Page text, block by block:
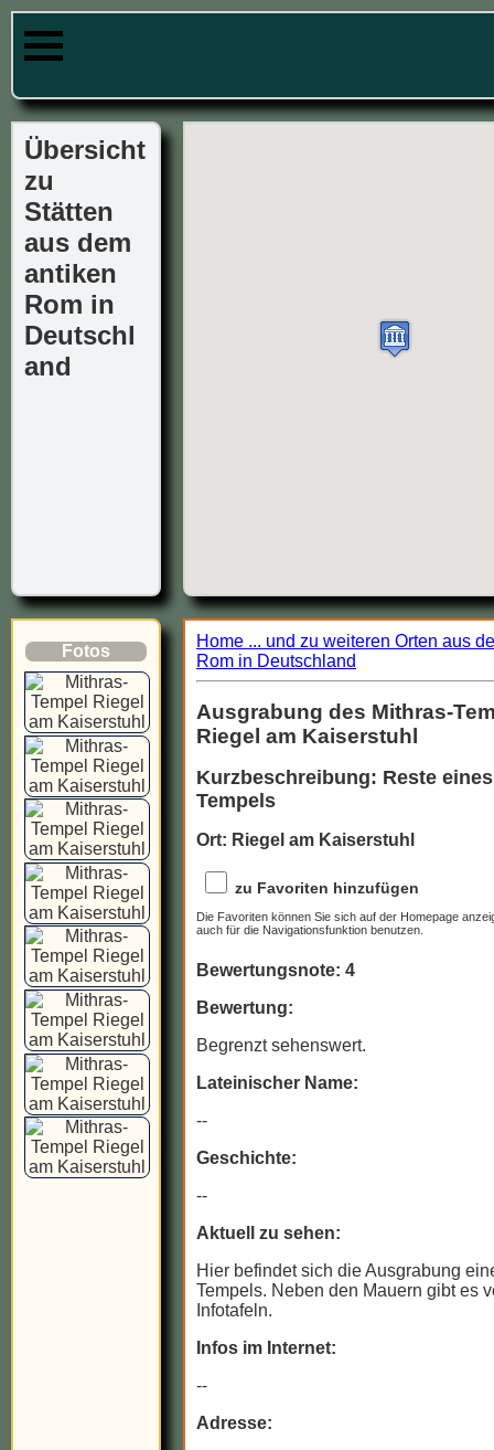
Übersicht
zu
Stätten
aus dem
antiken
Rom in
Deutschl
and
Fotos
Home ... und zu weiteren Orten aus
Rom in Deutschland
Ausgrabung des Mithras-
Riegel am Kaiserstuhl
Kurzbeschreibung: Reste
Tempels
Ort: Riegel am Kaiserstuhl
zu Favoriten hinzufügen
Die Favoriten können Sie sich auf der Homepage
auch für die Navigationsfunktion benutzen.
Bewertungsnote: 4
Bewertung:
Begrenzt sehenswert.
Lateinischer Name:
--
Geschichte:
--
Aktuell zu sehen:
Hier befindet sich die Ausgrabung
Tempels. Neben den Mauern gibt es
Infotafeln.
Infos im Internet:
--
Adresse: